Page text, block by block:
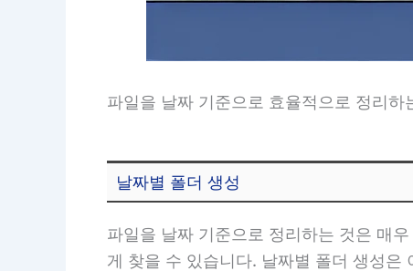
파일을 날짜 기준으로 효율적으로 정리
날짜별 폴더 생성
파일을 날짜 기준으로 정리하는 것은 매
게 찾을 수 있습니다. 날짜별 폴더 생성은